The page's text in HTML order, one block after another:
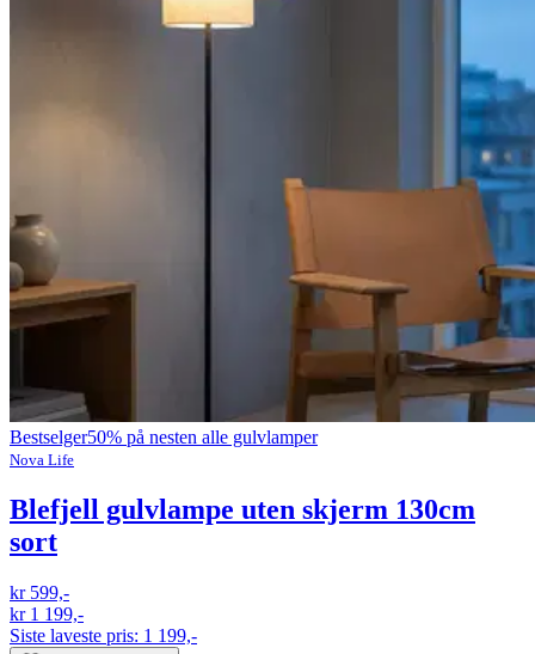
Bestselger50% på nesten alle gulvlamper
Nova Life
Blefjell gulvlampe uten skjerm 130cm
sort
kr 599,-
kr 1 199,-
Siste laveste pris: 1 199,-